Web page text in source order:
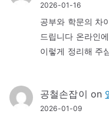
2026-01-16
공부와 학문의 차
드립니다 온라인
이렇게 정리해 주
공철손잡이 on
2026-01-09